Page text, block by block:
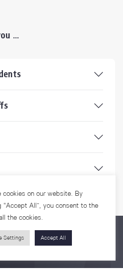
...
cookies on our website. By
“Accept All”, you consent to the
the cookies.
Settings Accept All